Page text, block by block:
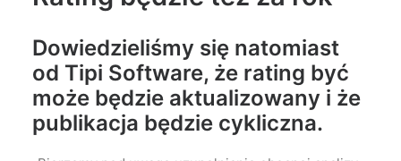
Dowiedzieliśmy się natomiast
od Tipi Software, że rating być
może będzie aktualizowany i że
publikacja będzie cykliczna.